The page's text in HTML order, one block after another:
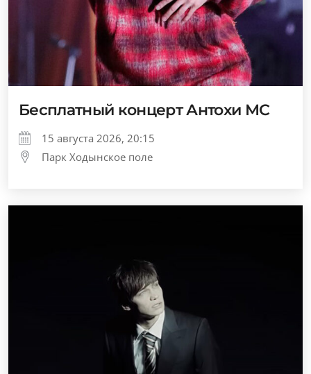
Бесплатный концерт Антохи МС
15 августа 2026, 20:15
Парк Ходынское поле